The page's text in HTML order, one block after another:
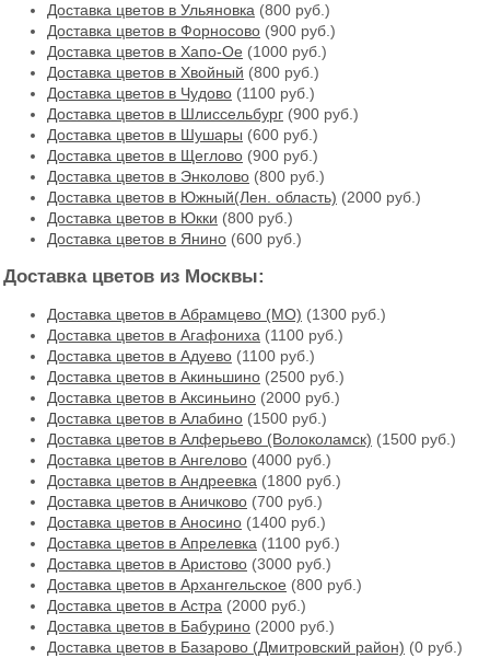
Доставка цветов в Ульяновка (800 руб.)
Доставка цветов в Форносово (900 руб.)
Доставка цветов в Хапо-Ое (1000 руб.)
Доставка цветов в Хвойный (800 руб.)
Доставка цветов в Чудово (1100 руб.)
Доставка цветов в Шлиссельбург (900 руб.)
Доставка цветов в Шушары (600 руб.)
Доставка цветов в Щеглово (900 руб.)
Доставка цветов в Энколово (800 руб.)
Доставка цветов в Южный(Лен. область) (2000 руб.)
Доставка цветов в Юкки (800 руб.)
Доставка цветов в Янино (600 руб.)
Доставка цветов из Москвы:
Доставка цветов в Абрамцево (МО) (1300 руб.)
Доставка цветов в Агафониха (1100 руб.)
Доставка цветов в Адуево (1100 руб.)
Доставка цветов в Акиньшино (2500 руб.)
Доставка цветов в Аксиньино (2000 руб.)
Доставка цветов в Алабино (1500 руб.)
Доставка цветов в Алферьево (Волоколамск) (1500 руб.)
Доставка цветов в Ангелово (4000 руб.)
Доставка цветов в Андреевка (1800 руб.)
Доставка цветов в Аничково (700 руб.)
Доставка цветов в Аносино (1400 руб.)
Доставка цветов в Апрелевка (1100 руб.)
Доставка цветов в Аристово (3000 руб.)
Доставка цветов в Архангельское (800 руб.)
Доставка цветов в Астра (2000 руб.)
Доставка цветов в Бабурино (2000 руб.)
Доставка цветов в Базарово (Дмитровский район) (0 руб.)